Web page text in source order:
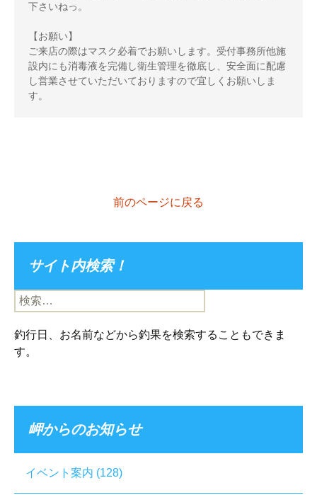
下さいねっ。
【お願い】
ご来店の際はマスク必着でお願いします。受付事務所他施
設内にも消毒液を完備し衛生管理を徹底し、安全面に配慮
し営業させていただいておりますので宜しくお願いしま
す。
前のページに戻る
サイト内検索！
検
索:
釣行日、お名前などから釣果を検索することもできま
す。
岬からのお知らせ
イベント案内 (128)